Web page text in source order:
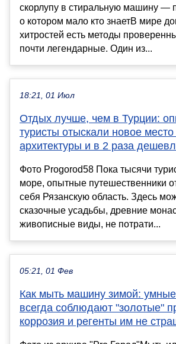
скорлупу в стиральную машину —
о котором мало кто знаетВ мире
хитростей есть методы
почти легендарные. Один из...
18:21, 01 Июл
Отдых лучше, чем в Турции:
туристы отыскали новое
архитектуры и в 2 раза
Фото Progorod58 Пока тысячи
море, опытные путешественники
себя Рязанскую область. Здесь
сказочные усадьбы, древние
живописные виды, не потрати...
05:21, 01 Фев
Как мыть машину зимой:
всегда соблюдают "золотые"
коррозия и регенты им не